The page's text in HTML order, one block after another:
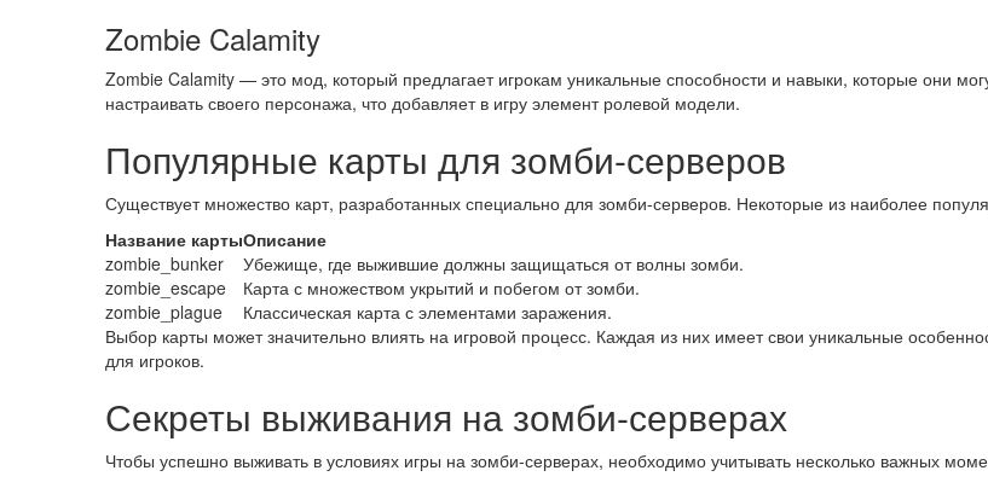
Zombie Calamity
Zombie Calamity — это мод, который предлагает игрокам уникальные способности и навыки, которые они
настраивать своего персонажа, что добавляет в игру элемент ролевой модели.
Популярные карты для зомби-серверов
Существует множество карт, разработанных специально для зомби-серверов. Некоторые из наиболее
Название картыОписание
zombie_bunker
Убежище, где выжившие должны защищаться от волны зомби.
zombie_escape
Карта с множеством укрытий и побегом от зомби.
zombie_plague
Классическая карта с элементами заражения.
Выбор карты может значительно влиять на игровой процесс. Каждая из них имеет свои уникальные
для игроков.
Секреты выживания на зомби-серверах
Чтобы успешно выживать в условиях игры на зомби-серверах, необходимо учитывать несколько важных